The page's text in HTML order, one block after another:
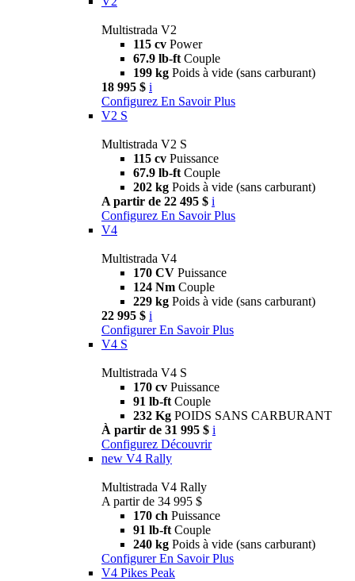
Multistrada V2
115 cv Power
67.9 lb-ft Couple
199 kg Poids à vide (sans carburant)
18 995 $ i
Configurez En Savoir Plus
V2 S
Multistrada V2 S
115 cv Puissance
67.9 lb-ft Couple
202 kg Poids à vide (sans carburant)
A partir de 22 495 $ i
Configurez En Savoir Plus
V4
Multistrada V4
170 CV Puissance
124 Nm Couple
229 kg Poids à vide (sans carburant)
22 995 $ i
Configurer En Savoir Plus
V4 S
Multistrada V4 S
170 cv Puissance
91 lb-ft Couple
232 Kg POIDS SANS CARBURANT
À partir de 31 995 $ i
Configurez Découvrir
new V4 Rally
Multistrada V4 Rally
A partir de 34 995 $
170 ch Puissance
91 lb-ft Couple
240 kg Poids à vide (sans carburant)
Configurer En Savoir Plus
V4 Pikes Peak